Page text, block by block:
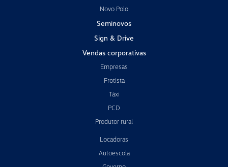
Novo Polo
Seminovos
Sign & Drive
Vendas corporativas
Empresas
Frotista
Táxi
PCD
Produtor rural
Locadoras
Autoescola